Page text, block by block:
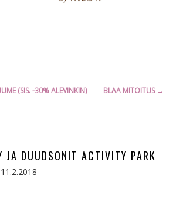
(SIS. -30% ALEVINKIN) BLAA MITOITUS →
JA DUUDSONIT ACTIVITY PARK
11.2.2018